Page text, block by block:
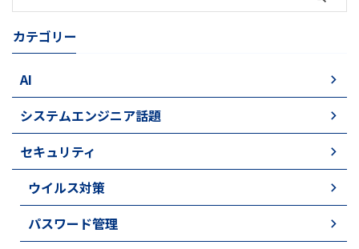
カテゴリー
AI
システムエンジニア話題
セキュリティ
ウイルス対策
パスワード管理